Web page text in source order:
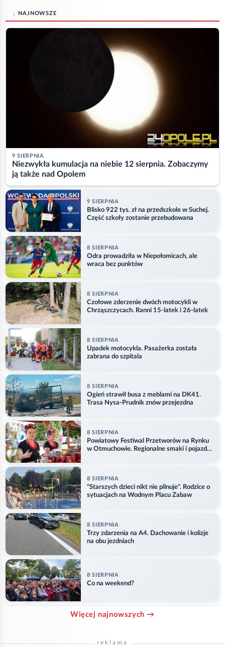
NAJNOWSZE
9 SIERPNIA
Niezwykła kumulacja na niebie 12 sierpnia. Zobaczymy
ją także nad Opolem
9 SIERPNIA
Blisko 922 tys. zł na przedszkole w Suchej.
Część szkoły zostanie przebudowana
8 SIERPNIA
Odra prowadziła w Niepołomicach, ale
wraca bez punktów
8 SIERPNIA
Czołowe zderzenie dwóch motocykli w
Chrząszczycach. Ranni 15-latek i 26-latek
8 SIERPNIA
Upadek motocykla. Pasażerka została
zabrana do szpitala
8 SIERPNIA
Ogień strawił busa z meblami na DK41.
Trasa Nysa-Prudnik znów przejezdna
8 SIERPNIA
Powiatowy Festiwal Przetworów na Rynku
w Otmuchowie. Regionalne smaki i pojazdy
8 SIERPNIA
"Starszych dzieci nikt nie pilnuje". Rodzice o
sytuacjach na Wodnym Placu Zabaw
8 SIERPNIA
Trzy zdarzenia na A4. Dachowanie i kolizje
na obu jezdniach
8 SIERPNIA
Co na weekend?
Więcej najnowszych →
reklama